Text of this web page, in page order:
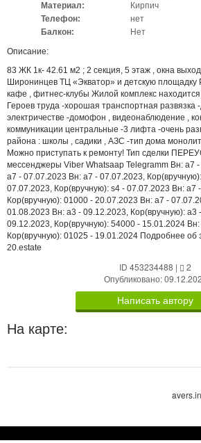
Материал:
Кирпич
Телефон:
нет
Балкон:
Нет
Описание:
83 ЖК 1к- 42.61 м2 ; 2 секция, 5 этаж , окна
Широнинцев ТЦ «Экватор» и детскую площадку
кафе , фитнес-клубы Жилой комплекс
Героев труда -хорошая транспортная развязка
электричестве -домофон , видеонаблюдение ,
коммуникации центральные -3 лифта -очень
района : школы , садики , АЗС -тип дома
Можно приступать к ремонту! Тип сделки
мессенджеры Viber Whatsaap Telegramm Вн: a7
a7 - 07.07.2023 Вн: a7 - 07.07.2023,
07.07.2023, Кор(вручную): s4 - 07.07.2023 Вн: a7
Кор(вручную): 01000 - 20.07.2023 Вн: a7 -
01.08.2023 Вн: a3 - 09.12.2023, Кор(вручную): a3
09.12.2023, Кор(вручную): 54000 - 15.01.2024
Кор(вручную): 01025 - 19.01.2024 Подробнее об
20.estate
ID 453234488 |
2
Опубликовано:
Написать автору
На карте: